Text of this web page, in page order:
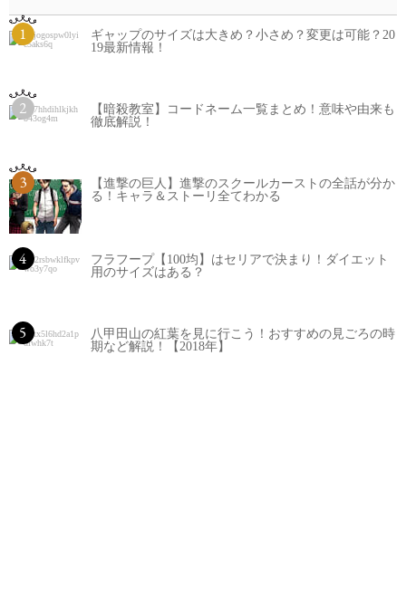
1
ギャップのサイズは大きめ？小さめ？変更は可能？20
19最新情報！
2
【暗殺教室】コードネーム一覧まとめ！意味や由来も
徹底解説！
3
【進撃の巨人】進撃のスクールカーストの全話が分か
る！キャラ＆ストーリ全てわかる
4
フラフープ【100均】はセリアで決まり！ダイエット
用のサイズはある？
5
八甲田山の紅葉を見に行こう！おすすめの見ごろの時
期など解説！【2018年】